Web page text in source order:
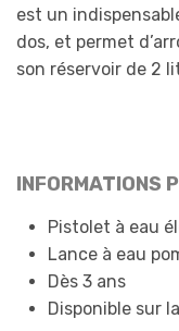
est un
dos, et permet
son réservoir de 2
INFORMATIONS
Pistolet à eau
Lance à eau
Dès 3 ans
Disponible sur la